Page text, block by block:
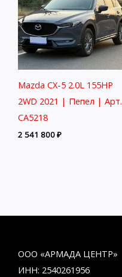
Mazda CX-5 2.0L 155HP
2WD 2021 | Пепел | Арт.
CA5218
2 541 800₽
ООО «АРМАДА ЦЕНТР»
ИНН: 2540261956